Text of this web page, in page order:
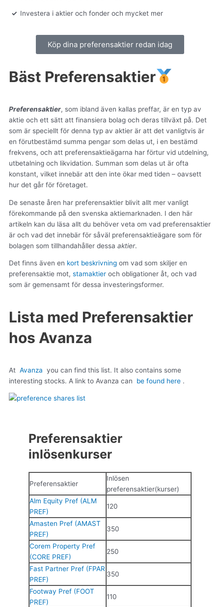
✓ Investera i aktier och fonder och mycket mer
Köp dina preferensaktier redan idag
Bäst Preferensaktier
Preferensaktier, som ibland även kallas preffar, är en typ av
aktie och ett sätt att finansiera bolag och deras tillväxt på. Det
som är speciellt för denna typ av aktier är att det vanligtvis är
en förutbestämd summa pengar som delas ut, i en bestämd
frekvens, och att preferensaktieägarna har förtur vid utdelning,
utbetalning och likvidation. Summan som delas ut är ofta
konstant, vilket innebär att den inte ökar med tiden – oavsett
hur det går för företaget.
De senaste åren har preferensaktier blivit allt mer vanligt
förekommande på den svenska aktiemarknaden. I den här
artikeln kan du läsa allt du behöver veta om vad preferensaktier
är och vad det innebär för såväl preferensaktieägare som för
bolagen som tillhandahåller dessa aktier.
Det finns även en kort beskrivning om vad som skiljer en
preferensaktie mot, stamaktier och obligationer åt, och vad
som är gemensamt för dessa investeringsformer.
Lista med Preferensaktier
hos Avanza
At Avanza you can find this list. It also contains some
interesting stocks. A link to Avanza can be found here .
Preferensaktier
inlösenkurser
Preferensaktier
Inlösen
preferensaktier(kurser)
Alm Equity Pref (ALM
PREF)
120
Amasten Pref (AMAST
PREF)
350
Corem Property Pref
(CORE PREF)
250
Fast Partner Pref (FPAR
PREF)
350
Footway Pref (FOOT
PREF)
110